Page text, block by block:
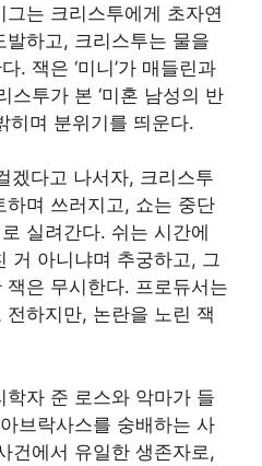
는 크리스투에게 초자연
하고, 크리스투는 물을
. 잭은 ‘미니’가 매들린과
스투가 본 ‘미혼 남성의 반
히며 분위기를 띄운다.
겠다고 나서자, 크리스투
하며 쓰러지고, 쇼는 중단
실려간다. 쉬는 시간에
거 아니냐며 추궁하고, 그
은 무시한다. 프로듀서는
하지만, 논란을 노린 잭
자 준 로스와 악마가 들
브락사스를 숭배하는 사
건에서 유일한 생존자로,